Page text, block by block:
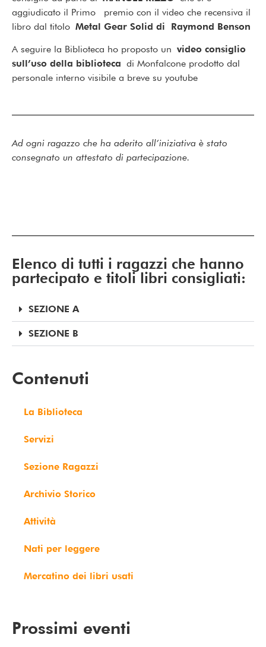
aggiudicato il Primo premio con il video che recensiva il
libro dal titolo Metal Gear Solid di Raymond Benson
A seguire la Biblioteca ho proposto un video consiglio
sull’uso della biblioteca di Monfalcone prodotto dal
personale interno visibile a breve su youtube
Ad ogni ragazzo che ha aderito all’iniziativa è stato
consegnato un attestato di partecipazione.
Elenco di tutti i ragazzi che hanno
partecipato e titoli libri consigliati:
SEZIONE A
SEZIONE B
Contenuti
La Biblioteca
Servizi
Sezione Ragazzi
Archivio Storico
Attività
Nati per leggere
Mercatino dei libri usati
Prossimi eventi